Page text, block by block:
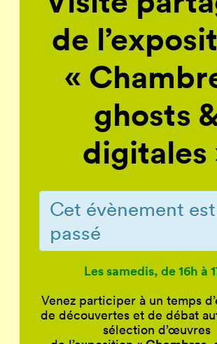
de
«
ghosts
digitales
Cet évènement est
passé
Les samedis, de 16h à
Venez participer à un temps
de découvertes et de débat
sélection d’œuvres